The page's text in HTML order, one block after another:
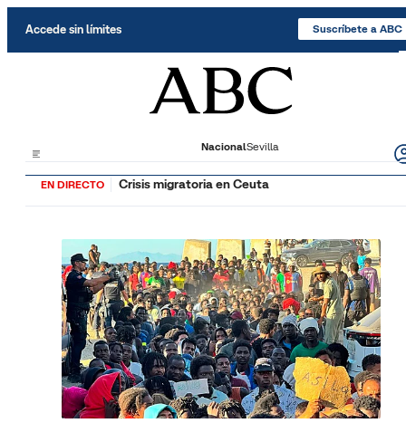
Accede sin límites Suscríbete a ABC
NacionalSevilla
EN DIRECTO Crisis migratoria en Ceuta